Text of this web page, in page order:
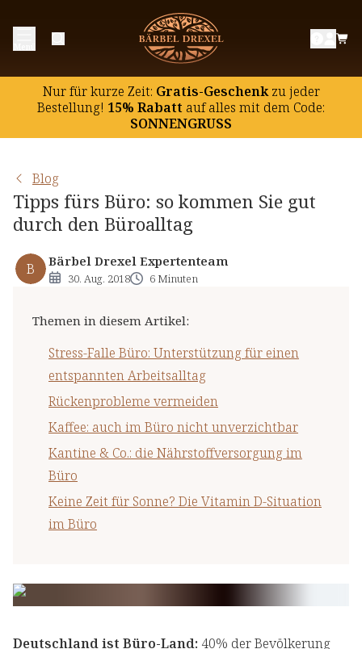
Nur für kurze Zeit: Gratis-Geschenkzu jeder
Bestellung! 15% Rabatt auf alles mit dem Code:
SONNENGRUSS
Blog
Tipps fürs Büro: so kommen Sie gut
durch den Büroalltag
B Bärbel Drexel Expertenteam
30. Aug. 2018 6 Minuten
Themen in diesem Artikel:
Stress-Falle Büro: Unterstützung für einen
entspannten Arbeitsalltag
Rückenprobleme vermeiden
Kaffee: auch im Büro nicht unverzichtbar
Kantine & Co.: die Nährstoffversorgung im
Büro
Keine Zeit für Sonne? Die Vitamin D-Situation
im Büro
Stress-Falle Büro: Unterstützung für einen
entspannten Arbeitsalltag
Rückenprobleme vermeiden
Kaffee: auch im Büro nicht unverzichtbar
Kantine & Co.: die Nährstoffversorgung im Büro
Büro
Deutschland ist Büro-Land: 40% der Bevölkerung